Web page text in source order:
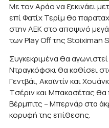
Με τον Αράο να ξεκινάει
επί Φατίχ Τερίμ θα
στην ΑΕΚ στο αποψινό
των Play Off της Stoiximan
Συγκεκριμένα θα
Ντραγκόφσκι θα καθίσει
Γεντβάι, Ακαϊντίν και
Tσέριν και Μπακασέτας
Βέρμπιτς – Μπερνάρ στα
κορυφή της επίθεσης.